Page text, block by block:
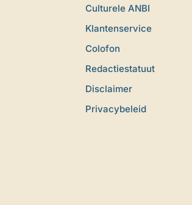
Culturele ANBI
Klantenservice
Colofon
Redactiestatuut
Disclaimer
Privacybeleid